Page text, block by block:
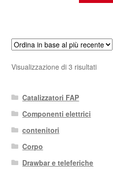
Visualizzazione di 3 risultatiOrdina
Catalizzatori FAP
Componenti elettrici
contenitori
Corpo
Drawbar e teleferiche